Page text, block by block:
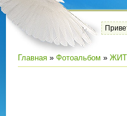
Главная » Фотоальбом »